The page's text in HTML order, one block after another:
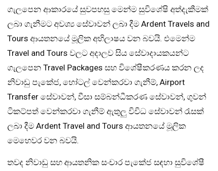
ගැලපෙන ආකාරයේ සුවපහසු මෙන්ම සුවිශේෂි අත්දැකීමක්
ලබා ගැනීමට අවශ්‍ය සේවාවන් ලබා දීම Ardent Travels and
Tours ආයතනයේ මූලික අභිලාෂය වන බවයි. එමෙන්ම
Travel and Tours වලට අදාලව සිය සේවාදායකයන්ට
ගැලපෙන Travel Packages සහ විශේෂීකරණය කරන ලද
නිවාඩු පැකේජ, හෝටල් වෙන්කරවා ගැනීම්, Airport
Transfer සේවාවන්, වීසා සම්බන්ධීකරණ සේවාවන්, ගුවන්
ටිකට්පත් වෙන්කරවා ගැනීම් ඇතුලු විවිධ සේවාවන් රැසක්
ලබා දීම Ardent Travel and Tours ආයතනයේ මූලික
මෙහෙවර වන බවයි.
තවද නිවාඩු සහ ආයතනික සංචාර පැකේජ සඳහා සුවිශේෂී